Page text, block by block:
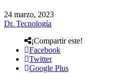
24 marzo, 2023
Dr. Tecnología
¡Compartir este!
Facebook
Twitter
Google Plus